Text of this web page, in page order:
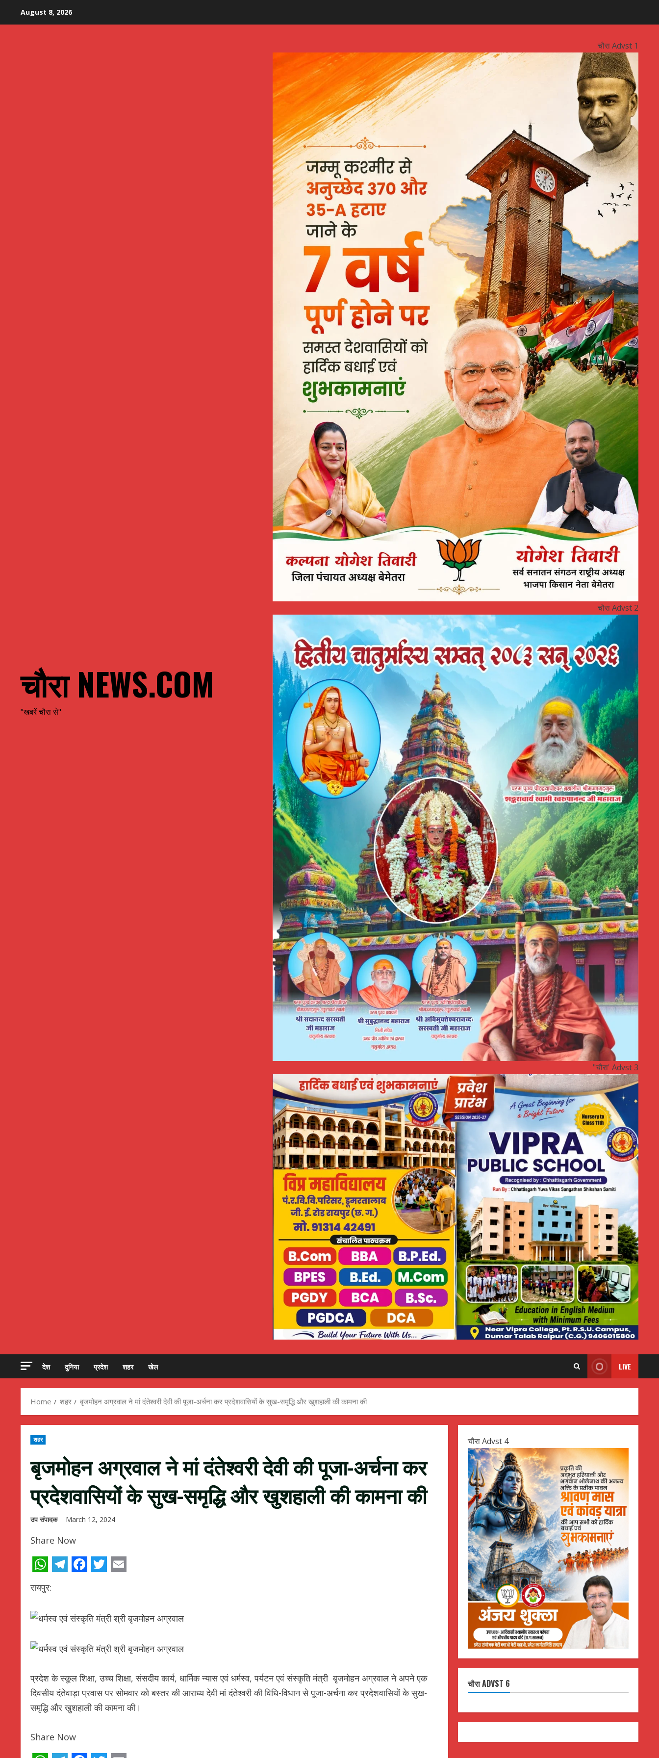
August 8, 2026
चौरा NEWS.COM
"खबरें चौरा से"
चौरा Advst 1
चौरा Advst 2
"चौरा' Advst 3
देश दुनिया प्रदेश शहर खेल LIVE
Home शहर बृजमोहन अग्रवाल ने मां दंतेश्वरी देवी की पूजा-अर्चना कर प्रदेशवासियों के सुख-समृद्धि और खुशहाली की कामना की
शहर
बृजमोहन अग्रवाल ने मां दंतेश्वरी देवी की पूजा-अर्चना कर
प्रदेशवासियों के सुख-समृद्धि और खुशहाली की कामना की
उप संपादक March 12, 2024
Share Now
WhatsApp
रायपुर:
प्रदेश के स्कूल शिक्षा, उच्च शिक्षा, संसदीय कार्य, धार्मिक न्यास एवं धर्मस्व, पर्यटन एवं संस्कृति मंत्री बृजमोहन अग्रवाल ने अपने एक
दिवसीय दंतेवाड़ा प्रवास पर सोमवार को बस्तर की आराध्य देवी मां दंतेश्वरी की विधि-विधान से पूजा-अर्चना कर प्रदेशवासियों के सुख-
समृद्धि और खुशहाली की कामना की।
Share Now
चौरा Advst 4
चौरा ADVST 6